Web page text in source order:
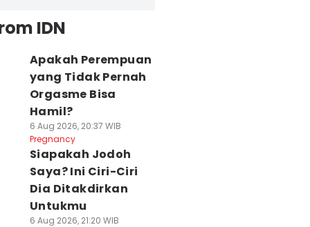
IDN
Apakah Perempuan
yang Tidak Pernah
Orgasme Bisa
Hamil?
6 Aug 2026, 20:37 WIB
Pregnancy
Siapakah Jodoh
Saya? Ini Ciri-Ciri
Dia Ditakdirkan
Untukmu
6 Aug 2026, 21:20 WIB